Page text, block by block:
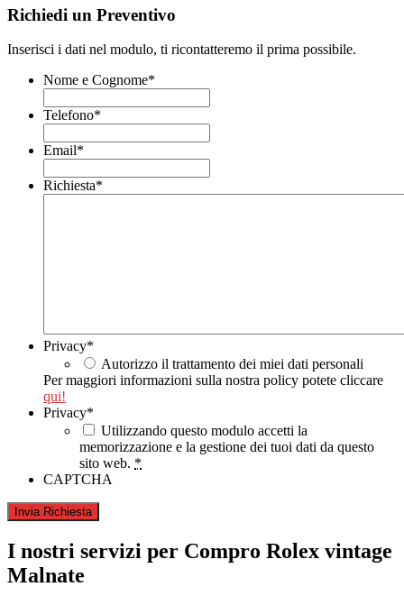
Richiedi un Preventivo
Inserisci i dati nel modulo, ti ricontatteremo il prima possibile.
Nome e Cognome*
Telefono*
Email*
Richiesta*
Privacy*
Autorizzo il trattamento dei miei dati personali
Per maggiori informazioni sulla nostra policy potete cliccare
qui!
Privacy*
Utilizzando questo modulo accetti la
memorizzazione e la gestione dei tuoi dati da questo
sito web. *
CAPTCHA
I nostri servizi per Compro Rolex vintage
Malnate